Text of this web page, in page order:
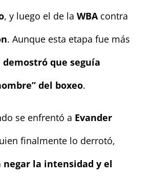
, y luego el de la WBAcontra
. Aunque esta etapa fue más
demostró que seguía
del boxeo.
se enfrentó a Evander
finalmente lo derrotó,
negar la intensidad y el